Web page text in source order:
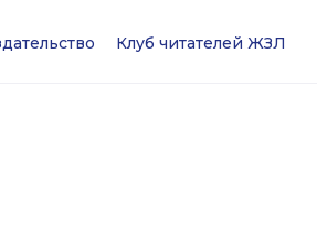
Клуб читателей ЖЗЛ